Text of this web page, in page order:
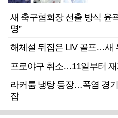
새 축구협회장 선출 방식
명”
해체설 뒤집은 LIV 골프…새
프로야구 취소…11일부터 재
라커룸 냉탕 등장…폭염 경
잡